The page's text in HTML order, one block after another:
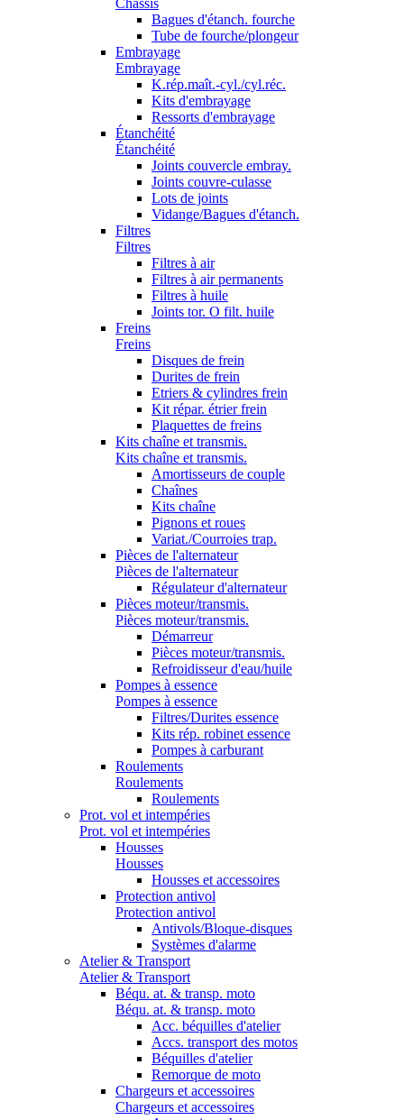
Châssis
Bagues d'étanch. fourche
Tube de fourche/plongeur
Embrayage
Embrayage
K.rép.maît.-cyl./cyl.réc.
Kits d'embrayage
Ressorts d'embrayage
Étanchéité
Étanchéité
Joints couvercle embray.
Joints couvre-culasse
Lots de joints
Vidange/Bagues d'étanch.
Filtres
Filtres
Filtres à air
Filtres à air permanents
Filtres à huile
Joints tor. O filt. huile
Freins
Freins
Disques de frein
Durites de frein
Etriers & cylindres frein
Kit répar. étrier frein
Plaquettes de freins
Kits chaîne et transmis.
Kits chaîne et transmis.
Amortisseurs de couple
Chaînes
Kits chaîne
Pignons et roues
Variat./Courroies trap.
Pièces de l'alternateur
Pièces de l'alternateur
Régulateur d'alternateur
Pièces moteur/transmis.
Pièces moteur/transmis.
Démarreur
Pièces moteur/transmis.
Refroidisseur d'eau/huile
Pompes à essence
Pompes à essence
Filtres/Durites essence
Kits rép. robinet essence
Pompes à carburant
Roulements
Roulements
Roulements
Prot. vol et intempéries
Prot. vol et intempéries
Housses
Housses
Housses et accessoires
Protection antivol
Protection antivol
Antivols/Bloque-disques
Systèmes d'alarme
Atelier & Transport
Atelier & Transport
Béqu. at. & transp. moto
Béqu. at. & transp. moto
Acc. béquilles d'atelier
Accs. transport des motos
Béquilles d'atelier
Remorque de moto
Chargeurs et accessoires
Chargeurs et accessoires